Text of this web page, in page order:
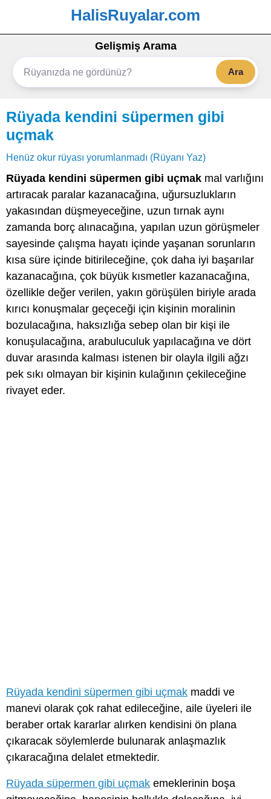
HalisRuyalar.com
Gelişmiş Arama
Ara
Rüyada kendini süpermen gibi
uçmak
Henüz okur rüyası yorumlanmadı (Rüyanı Yaz)
Rüyada kendini süpermen gibi uçmak mal varlığını
artıracak paralar kazanacağına, uğursuzlukların
yakasından düşmeyeceğine, uzun tırnak aynı
zamanda borç alınacağına, yapılan uzun görüşmeler
sayesinde çalışma hayatı içinde yaşanan sorunların
kısa süre içinde bitirileceğine, çok daha iyi başarılar
kazanacağına, çok büyük kısmetler kazanacağına,
özellikle değer verilen, yakın görüşülen biriyle arada
kırıcı konuşmalar geçeceği için kişinin moralinin
bozulacağına, haksızlığa sebep olan bir kişi ile
konuşulacağına, arabuluculuk yapılacağına ve dört
duvar arasında kalması istenen bir olayla ilgili ağzı
pek sıkı olmayan bir kişinin kulağının çekileceğine
rivayet eder.
Rüyada kendini süpermen gibi uçmak maddi ve
manevi olarak çok rahat edileceğine, aile üyeleri ile
beraber ortak kararlar alırken kendisini ön plana
çıkaracak söylemlerde bulunarak anlaşmazlık
çıkaracağına delalet etmektedir.
Rüyada süpermen gibi uçmak emeklerinin boşa